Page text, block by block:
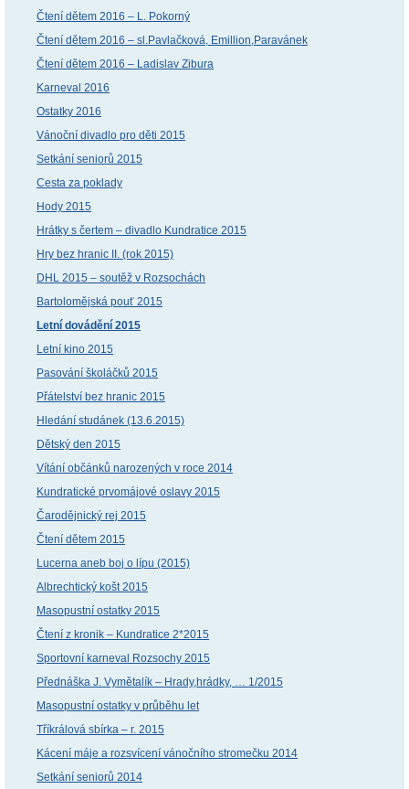
Čtení dětem 2016 – L. Pokorný
Čtení dětem 2016 – sl.Pavlačková, Emillion,Paravánek
Čtení dětem 2016 – Ladislav Zibura
Karneval 2016
Ostatky 2016
Vánoční divadlo pro děti 2015
Setkání seniorů 2015
Cesta za poklady
Hody 2015
Hrátky s čertem – divadlo Kundratice 2015
Hry bez hranic II. (rok 2015)
DHL 2015 – soutěž v Rozsochách
Bartolomějská pouť 2015
Letní dovádění 2015
Letní kino 2015
Pasování školáčků 2015
Přátelství bez hranic 2015
Hledání studánek (13.6.2015)
Dětský den 2015
Vítání občánků narozených v roce 2014
Kundratické prvomájové oslavy 2015
Čarodějnický rej 2015
Čtení dětem 2015
Lucerna aneb boj o lípu (2015)
Albrechtický košt 2015
Masopustní ostatky 2015
Čtení z kronik – Kundratice 2*2015
Sportovní karneval Rozsochy 2015
Přednáška J. Vymětalík – Hrady,hrádky, … 1/2015
Masopustní ostatky v průběhu let
Tříkrálová sbírka – r. 2015
Kácení máje a rozsvícení vánočního stromečku 2014
Setkání seniorů 2014